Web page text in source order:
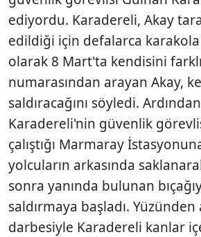
ediyordu. Karadereli, Akay
edildiği için defalarca
olarak 8 Mart'ta kendisini
numarasından arayan Akay,
saldıracağını söyledi.
Karadereli'nin güvenlik
çalıştığı Marmaray
yolcuların arkasında
sonra yanında bulunan
saldırmaya başladı. Yüzünden
darbesiyle Karadereli kanlar